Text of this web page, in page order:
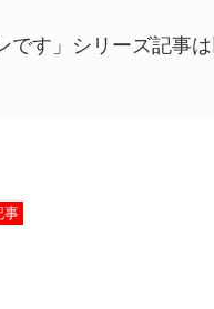
です」シリーズ記事
事